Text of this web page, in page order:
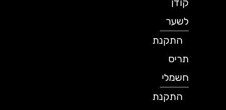
לשער
התקנת
תריס
חשמלי
התקנת